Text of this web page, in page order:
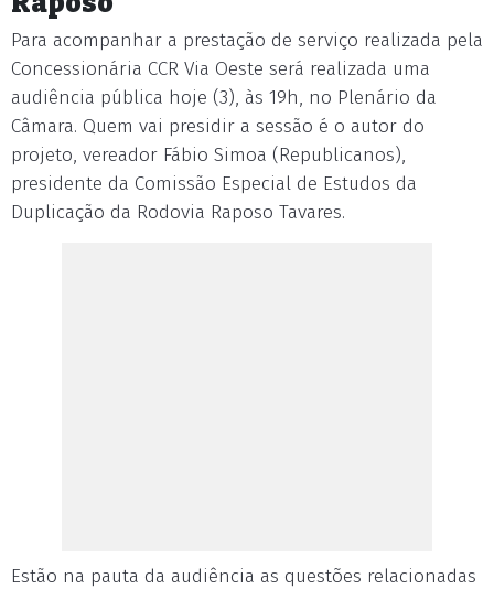
Para acompanhar a prestação de serviço realizada pela
Concessionária CCR Via Oeste será realizada uma
audiência pública hoje (3), às 19h, no Plenário da
Câmara. Quem vai presidir a sessão é o autor do
projeto, vereador Fábio Simoa (Republicanos),
presidente da Comissão Especial de Estudos da
Duplicação da Rodovia Raposo Tavares.
Estão na pauta da audiência as questões relacionadas